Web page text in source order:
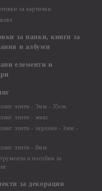
за картички
за папки, книги за
и албуми
елементи и
ленти - 3мм - 35см.
ленти - микс
ленти - перлени - 3мм -
ленти - 8мм
и пособия за
за декорация